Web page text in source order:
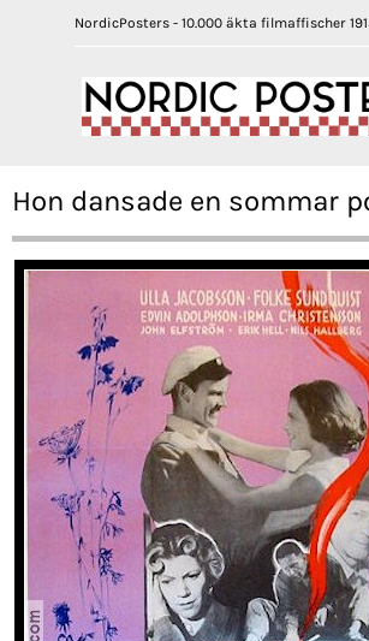
NordicPosters - 10.000 äkta filmaffischer
Hon dansade en sommar